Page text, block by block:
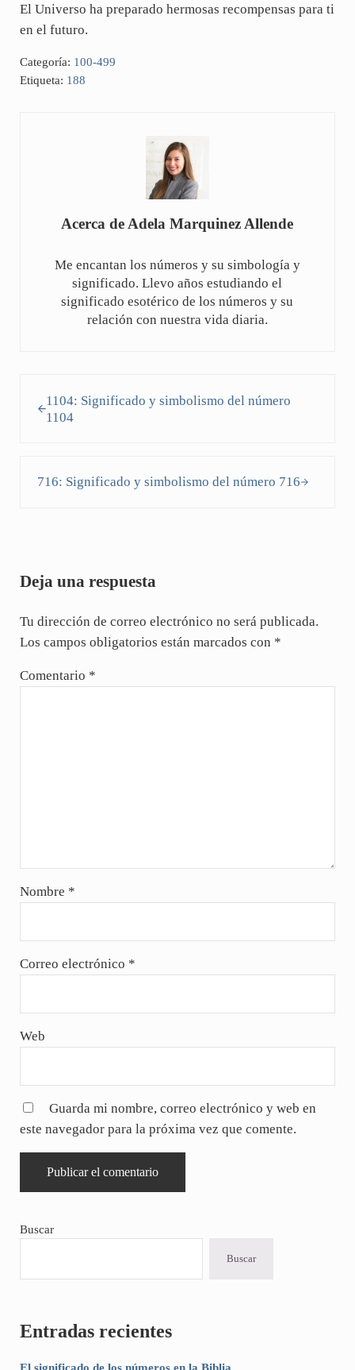
El Universo ha preparado hermosas recompensas para ti
en el futuro.
Categoría: 100-499
Etiqueta: 188
Acerca de Adela Marquinez Allende
Me encantan los números y su simbología y
significado. Llevo años estudiando el
significado esotérico de los números y su
relación con nuestra vida diaria.
1104: Significado y simbolismo del número
1104
716: Significado y simbolismo del número 716
Deja una respuesta
Tu dirección de correo electrónico no será publicada.
Los campos obligatorios están marcados con *
Comentario *
Nombre *
Correo electrónico *
Web
Guarda mi nombre, correo electrónico y web en
este navegador para la próxima vez que comente.
Sidebar
Buscar
Buscar
Entradas recientes